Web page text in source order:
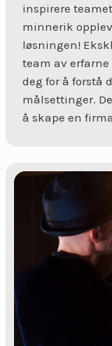
inspirere
minnerik
løsningen!
team av
deg for å forstå
målsettinger.
å skape en